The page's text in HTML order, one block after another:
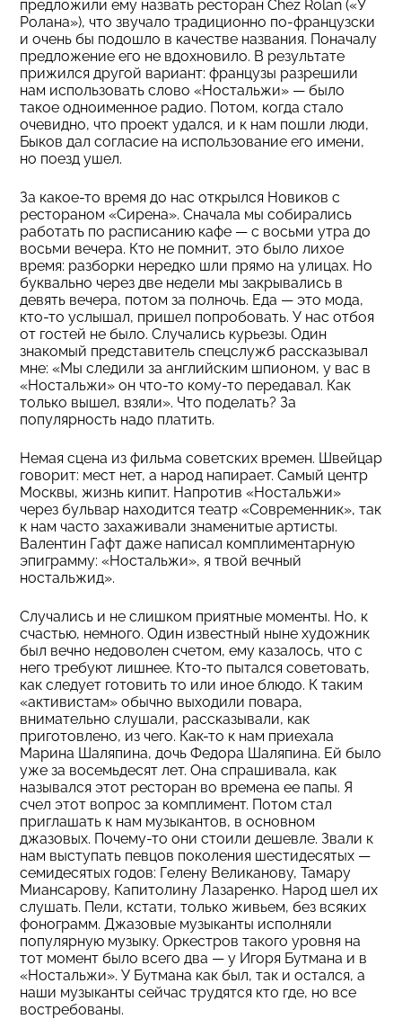
предложили ему назвать ресторан Chez Rolan («У
Ролана»), что звучало традиционно по-французски
и очень бы подошло в качестве названия. Поначалу
предложение его не вдохновило. В результате
прижился другой вариант: французы разрешили
нам использовать слово «Ностальжи» — было
такое одноименное радио. Потом, когда стало
очевидно, что проект удался, и к нам пошли люди,
Быков дал согласие на использование его имени,
но поезд ушел.
За какое-то время до нас открылся Новиков с
рестораном «Сирена». Сначала мы собирались
работать по расписанию кафе — с восьми утра до
восьми вечера. Кто не помнит, это было лихое
время: разборки нередко шли прямо на улицах. Но
буквально через две недели мы закрывались в
девять вечера, потом за полночь. Еда — это мода,
кто-то услышал, пришел попробовать. У нас отбоя
от гостей не было. Случались курьезы. Один
знакомый представитель спецслужб рассказывал
мне: «Мы следили за английским шпионом, у вас в
«Ностальжи» он что-то кому-то передавал. Как
только вышел, взяли». Что поделать? За
популярность надо платить.
Немая сцена из фильма советских времен. Швейцар
говорит: мест нет, а народ напирает. Самый центр
Москвы, жизнь кипит. Напротив «Ностальжи»
через бульвар находится театр «Современник», так
к нам часто захаживали знаменитые артисты.
Валентин Гафт даже написал комплиментарную
эпиграмму: «Ностальжи», я твой вечный
ностальжид».
Случались и не слишком приятные моменты. Но, к
счастью, немного. Один известный ныне художник
был вечно недоволен счетом, ему казалось, что с
него требуют лишнее. Кто-то пытался советовать,
как следует готовить то или иное блюдо. К таким
«активистам» обычно выходили повара,
внимательно слушали, рассказывали, как
приготовлено, из чего. Как-то к нам приехала
Марина Шаляпина, дочь Федора Шаляпина. Ей было
уже за восемьдесят лет. Она спрашивала, как
назывался этот ресторан во времена ее папы. Я
счел этот вопрос за комплимент. Потом стал
приглашать к нам музыкантов, в основном
джазовых. Почему-то они стоили дешевле. Звали к
нам выступать певцов поколения шестидесятых —
семидесятых годов: Гелену Великанову, Тамару
Миансарову, Капитолину Лазаренко. Народ шел их
слушать. Пели, кстати, только живьем, без всяких
фонограмм. Джазовые музыканты исполняли
популярную музыку. Оркестров такого уровня на
тот момент было всего два — у Игоря Бутмана и в
«Ностальжи». У Бутмана как был, так и остался, а
наши музыканты сейчас трудятся кто где, но все
востребованы.